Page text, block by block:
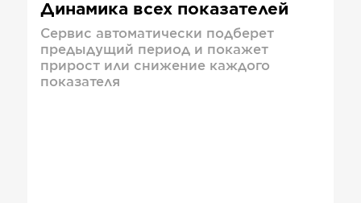
Динамика всех показателей
Сервис автоматически подберет
предыдущий период и покажет
прирост или снижение каждого
показателя